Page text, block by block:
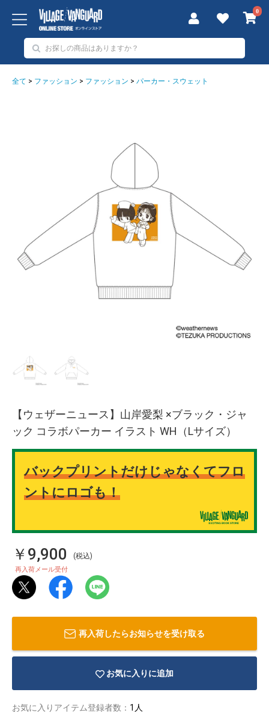
0
全て > ファッション > ファッション > パーカー・スウェット
【ウェザーニュース】山岸愛梨 ×ブラック・ジャ
ック コラボパーカー イラスト WH（Lサイズ）
バックプリントだけじゃなくてフロ
ントにロゴも！
￥9,900 (税込)
再入荷メール受付
再入荷したらお知らせを受け取る
お気に入りに追加
お気に入りアイテム登録者数： 1人